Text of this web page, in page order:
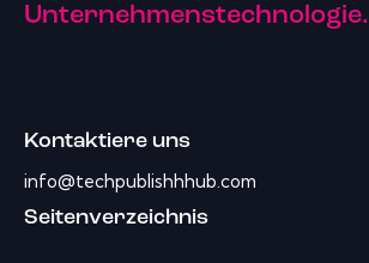
Unternehmenstechnologie.
Kontaktiere uns
info@techpublishhhub.com
Seitenverzeichnis